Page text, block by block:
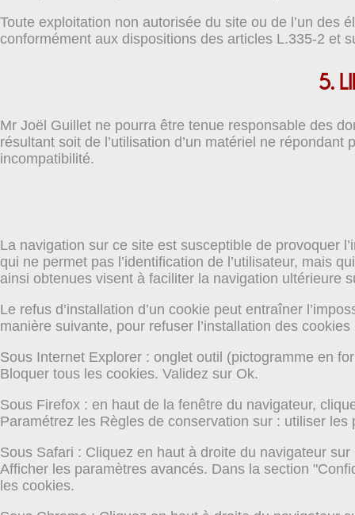
Toute exploitation non autorisée du site ou de l’un des
conformément aux dispositions des articles L.335-2 et
5.
Mr Joël Guillet ne pourra être tenue responsable des
résultant soit de l’utilisation d’un matériel ne
incompatibilité.
La navigation sur ce site est susceptible de provoquer
qui ne permet pas l’identification de l’utilisateur, mais
ainsi obtenues visent à faciliter la navigation ultérieure
Le refus d’installation d’un cookie peut entraîner
manière suivante, pour refuser l’installation des cookies
Sous Internet Explorer : onglet outil (pictogramme en
Bloquer tous les cookies. Validez sur Ok.
Sous Firefox : en haut de la fenêtre du navigateur,
Paramétrez les Règles de conservation sur : utiliser
Sous Safari : Cliquez en haut à droite du navigateur
Afficher les paramètres avancés. Dans la section
les cookies.